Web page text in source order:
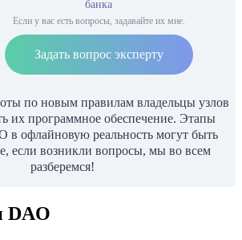
банка
Если у вас есть вопросы, задавайте их мне.
Задать вопрос эксперту
по новым правилам владельцы узлов
их программное обеспечение. Этапы
в офлайновую реальность могут быть
если возникли вопросы, мы во всем
разберемся!
DAO